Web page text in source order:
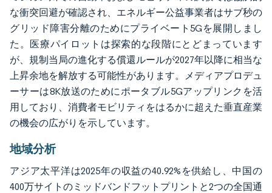
な衝突回避が確認され、エネルギー公益事業者はサブ秒の
グリッド障害分離のためにプライベート5Gを展開しまし
た。医療パイロットは探索的な段階にとどまっています
が、規制当局の進化する償還ルールが2027年以降に相当な
上昇余地を解放する可能性があります。メディアプロデュ
ーサーは8K放送のためにポータブル5Gアップリンクを活
用しており、消費者モビリティをはるかに超えた垂直産業
の機会の広がりを示しています。
地域分析
アジア太平洋は2025年の収益の40.92%を供給し、中国の
400万サイトのミッドバンドフットプリントと2つの全国通